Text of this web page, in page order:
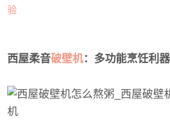
西屋柔音破壁机：多功能烹饪利器